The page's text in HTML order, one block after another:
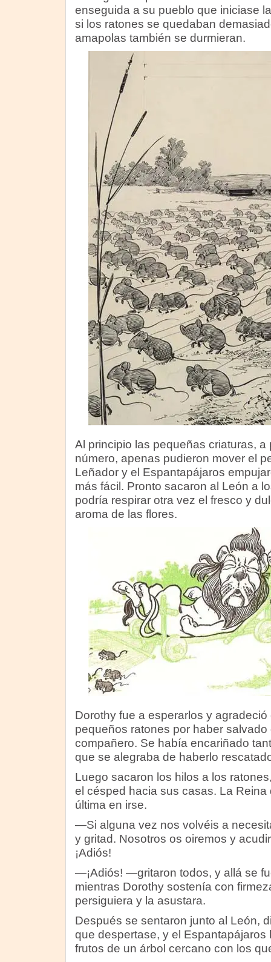
enseguida a su pueblo que iniciase
si los ratones se quedaban
amapolas también se durmieran.
Al principio las pequeñas criaturas,
número, apenas pudieron mover el
Leñador y el Espantapájaros
más fácil. Pronto sacaron al León a
podría respirar otra vez el fresco y
aroma de las flores.
Dorothy fue a esperarlos y
pequeños ratones por haber salvado
compañero. Se había encariñado
que se alegraba de haberlo
Luego sacaron los hilos a los
el césped hacia sus casas. La Reina
última en irse.
—Si alguna vez nos volvéis a
y gritad. Nosotros os oiremos y
¡Adiós!
—¡Adiós! —gritaron todos, y allá se
mientras Dorothy sostenía con
persiguiera y la asustara.
Después se sentaron junto al León,
que despertase, y el Espantapájaros
frutos de un árbol cercano con los